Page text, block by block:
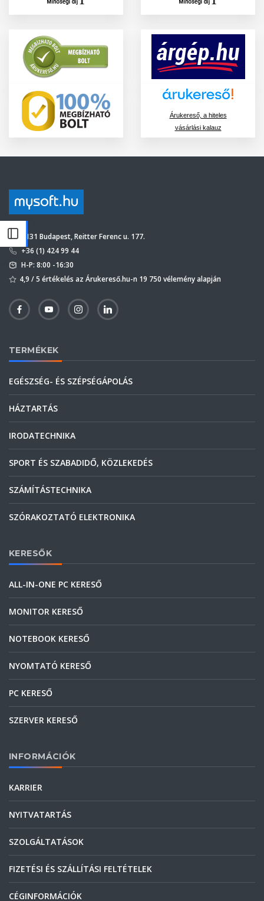
Árukereső, a hiteles
vásárlási kalauz
1131 Budapest, Reitter Ferenc u. 177.
+36 (1) 424 99 44
H-P: 8:00 -16:30
4,9 / 5 értékelés az Árukereső.hu-n 19 750 vélemény alapján
TERMÉKEK
EGÉSZSÉG- ÉS SZÉPSÉGÁPOLÁS
HÁZTARTÁS
IRODATECHNIKA
SPORT ÉS SZABADIDŐ, KÖZLEKEDÉS
SZÁMÍTÁSTECHNIKA
SZÓRAKOZTATÓ ELEKTRONIKA
KERESŐK
ALL-IN-ONE PC KERESŐ
MONITOR KERESŐ
NOTEBOOK KERESŐ
NYOMTATÓ KERESŐ
PC KERESŐ
SZERVER KERESŐ
INFORMÁCIÓK
KARRIER
NYITVATARTÁS
SZOLGÁLTATÁSOK
FIZETÉSI ÉS SZÁLLÍTÁSI FELTÉTELEK
CÉGINFORMÁCIÓK